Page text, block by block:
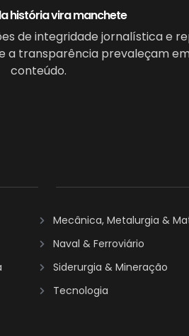
história vira manchete
de integridade jornalística e
a transparência prevaleçam
conteúdo.
Mecânica, Metalurgia &
Naval & Ferroviário
Siderurgia & Mineração
Tecnologia